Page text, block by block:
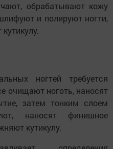
обрабатывают кожу
и полируют ногти,
ногтей требуется
очищают ноготь, наносят
затем тонким слоем
наносят финишное
кутикулу.